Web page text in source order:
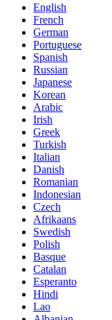
English
French
German
Portuguese
Spanish
Russian
Japanese
Korean
Arabic
Irish
Greek
Turkish
Italian
Danish
Romanian
Indonesian
Czech
Afrikaans
Swedish
Polish
Basque
Catalan
Esperanto
Hindi
Lao